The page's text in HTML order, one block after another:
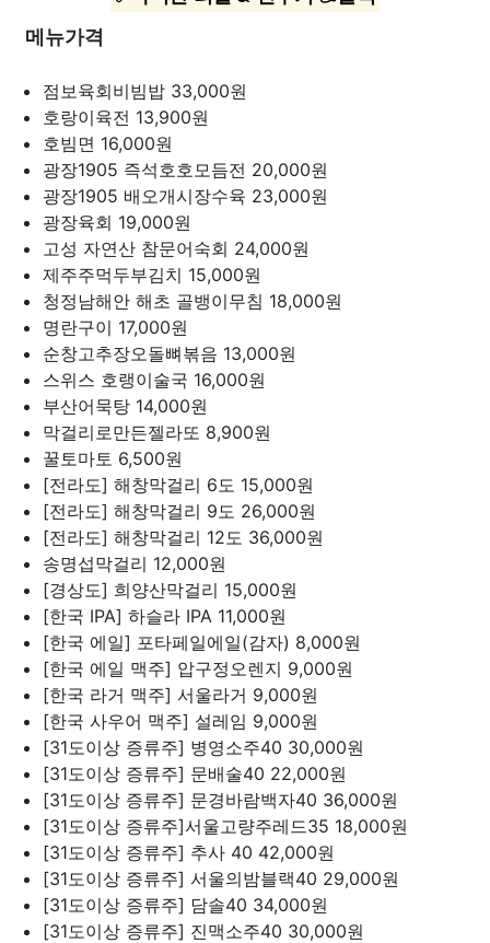
메뉴가격
점보육회비빔밥 33,000원
호랑이육전 13,900원
호빔면 16,000원
광장1905 즉석호호모듬전 20,000원
광장1905 배오개시장수육 23,000원
광장육회 19,000원
고성 자연산 참문어숙회 24,000원
제주주먹두부김치 15,000원
청정남해안 해초 골뱅이무침 18,000원
명란구이 17,000원
순창고추장오돌뼈볶음 13,000원
스위스 호랭이술국 16,000원
부산어묵탕 14,000원
막걸리로만든젤라또 8,900원
꿀토마토 6,500원
[전라도] 해창막걸리 6도 15,000원
[전라도] 해창막걸리 9도 26,000원
[전라도] 해창막걸리 12도 36,000원
송명섭막걸리 12,000원
[경상도] 희양산막걸리 15,000원
[한국 IPA] 하슬라 IPA 11,000원
[한국 에일] 포타페일에일(감자) 8,000원
[한국 에일 맥주] 압구정오렌지 9,000원
[한국 라거 맥주] 서울라거 9,000원
[한국 사우어 맥주] 설레임 9,000원
[31도이상 증류주] 병영소주40 30,000원
[31도이상 증류주] 문배술40 22,000원
[31도이상 증류주] 문경바람백자40 36,000원
[31도이상 증류주]서울고량주레드35 18,000원
[31도이상 증류주] 추사 40 42,000원
[31도이상 증류주] 서울의밤블랙40 29,000원
[31도이상 증류주] 담솔40 34,000원
[31도이상 증류주] 진맥소주40 30,000원